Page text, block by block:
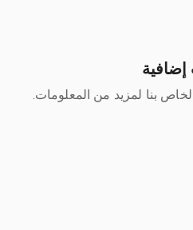
بنا لمزيد من المعلومات.